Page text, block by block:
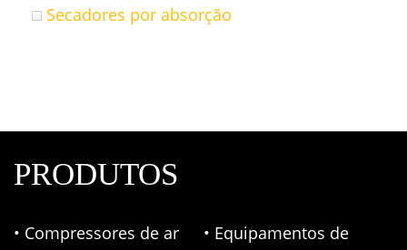
Secadores por absorção
PRODUTOS
• Compressores de ar
• Equipamentos de